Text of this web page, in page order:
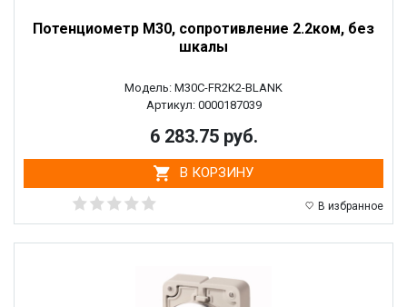
Потенциометр M30, сопротивление 2.2ком, без
шкалы
Модель: M30C-FR2K2-BLANK
Артикул: 0000187039
6 283.75 руб.
В КОРЗИНУ
В избранное